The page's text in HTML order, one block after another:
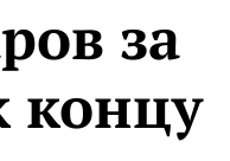
за
концу